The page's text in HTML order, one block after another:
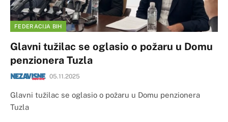
FEDERACIJA BIH
Glavni tužilac se oglasio o požaru u Domu
penzionera Tuzla
05.11.2025
Glavni tužilac se oglasio o požaru u Domu penzionera
Tuzla